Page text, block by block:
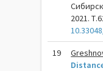
2021.
19